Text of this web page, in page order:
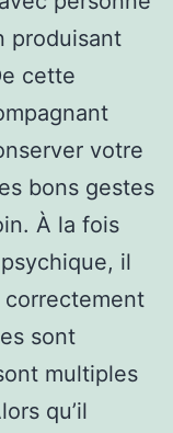
produisant
cette
votre
bons gestes
À la fois
il
sont
multiples
qu’il